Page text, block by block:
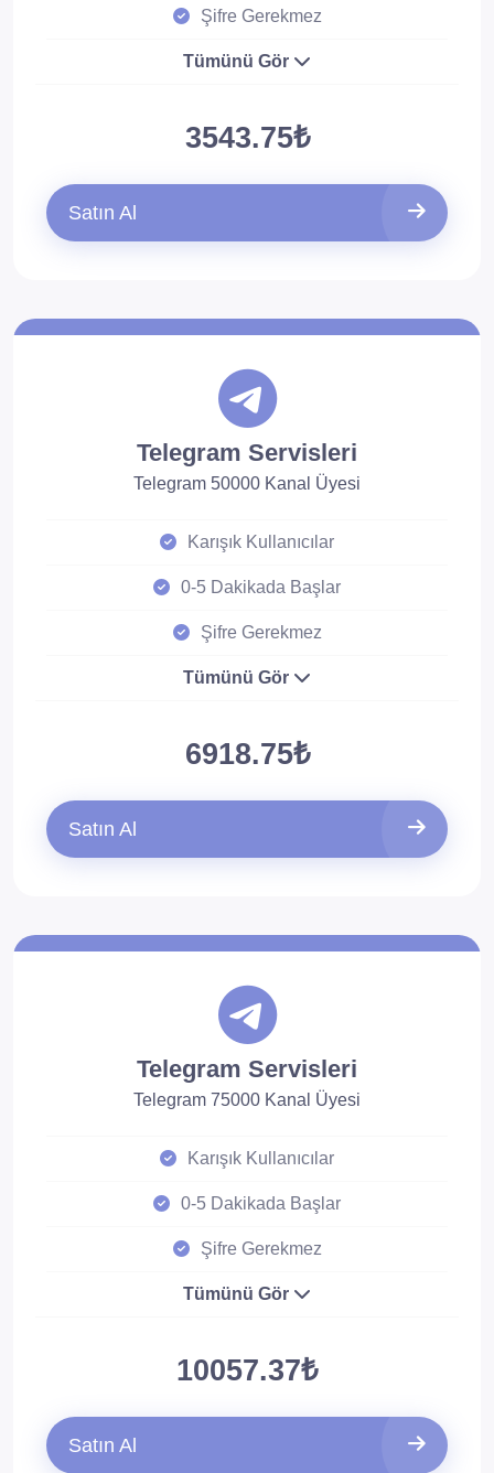
Şifre Gerekmez
Tümünü Gör
3543.75₺
Satın Al
Telegram Servisleri
Telegram 50000 Kanal Üyesi
Karışık Kullanıcılar
0-5 Dakikada Başlar
Şifre Gerekmez
Tümünü Gör
6918.75₺
Satın Al
Telegram Servisleri
Telegram 75000 Kanal Üyesi
Karışık Kullanıcılar
0-5 Dakikada Başlar
Şifre Gerekmez
Tümünü Gör
10057.37₺
Satın Al